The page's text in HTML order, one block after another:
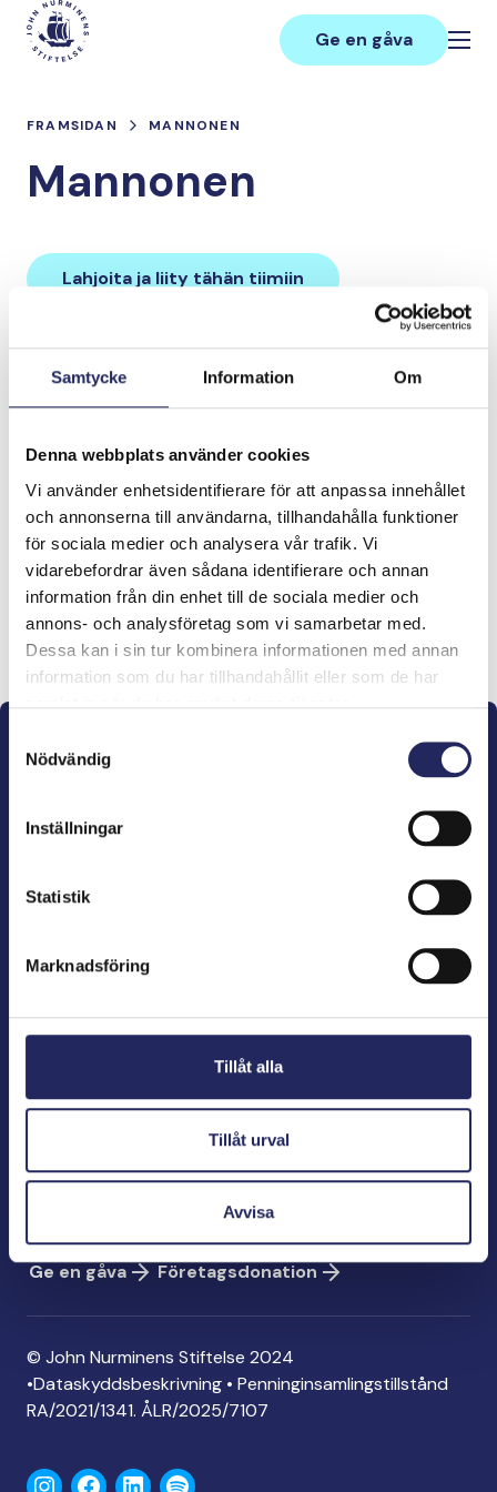
Samtycke Information Om
Denna webbplats använder cookies
Vi använder enhetsidentifierare för att anpassa innehållet
och annonserna till användarna, tillhandahålla funktioner
för sociala medier och analysera vår trafik. Vi
vidarebefordrar även sådana identifierare och annan
information från din enhet till de sociala medier och
annons- och analysföretag som vi samarbetar med.
Dessa kan i sin tur kombinera informationen med annan
information som du har tillhandahållit eller som de har
Nödvändig
Inställningar
Statistik
Marknadsföring
Tillåt alla
Tillåt urval
Avvisa
Hoppa
innehåll
Main
Ge en gåva
FRAMSIDAN MANNONEN
Mannonen
Lahjoita ja liity tähän tiimiin
Tiimin lahjoitukset yhteensä:
Tiimille tehdyt
lahjoitukset
Lahjoita ja liity tähän tiimiin
kulturens väktare och utgivare av marin litteratur.
Bölegatan 2
00240 Helsingfors
Kontaktinformation
Ge en gåva
Ge en gåva
Företagsdonation
© John Nurminens Stiftelse 2024
•Dataskyddsbeskrivning • Penninginsamlingstillstånd
RA/2021/1341. ÅLR/2025/7107